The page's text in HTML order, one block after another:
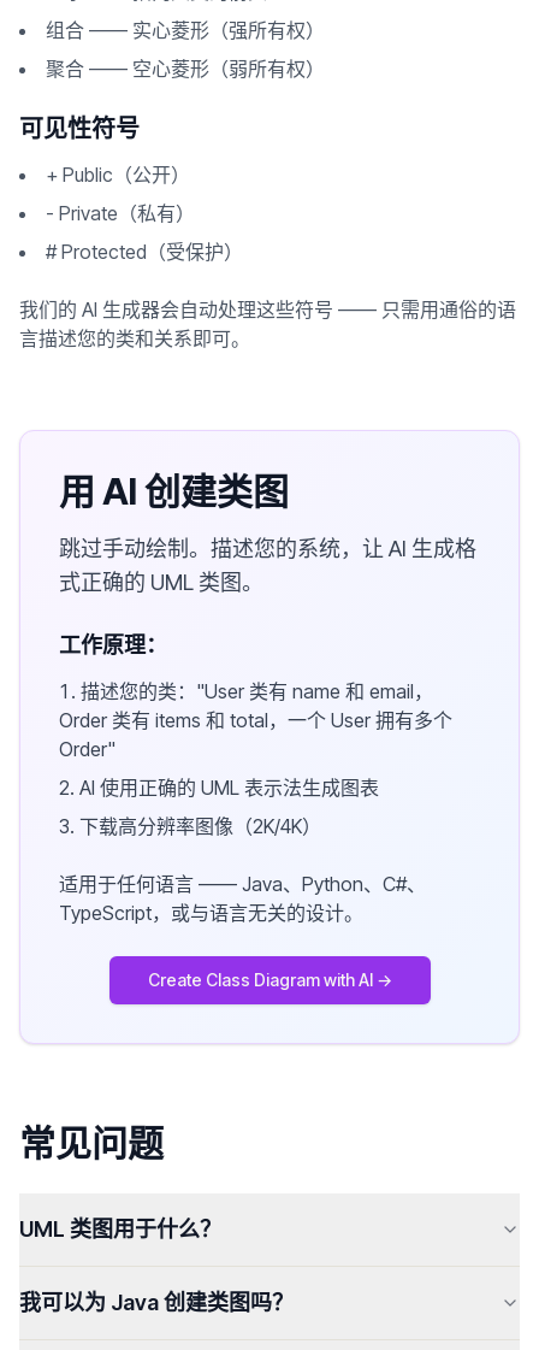
组合 —— 实心菱形（强所有权）
聚合 —— 空心菱形（弱所有权）
可见性符号
+ Public（公开）
- Private（私有）
# Protected（受保护）
我们的 AI 生成器会自动处理这些符号 —— 只需用通俗的语
言描述您的类和关系即可。
用 AI 创建类图
跳过手动绘制。描述您的系统，让 AI 生成格
式正确的 UML 类图。
工作原理：
描述您的类："User 类有 name 和 email，
Order 类有 items 和 total，一个 User 拥有多个
Order"
AI 使用正确的 UML 表示法生成图表
下载高分辨率图像（2K/4K）
适用于任何语言 —— Java、Python、C#、
TypeScript，或与语言无关的设计。
Create Class Diagram with AI →
常见问题
UML 类图用于什么？
我可以为 Java 创建类图吗？